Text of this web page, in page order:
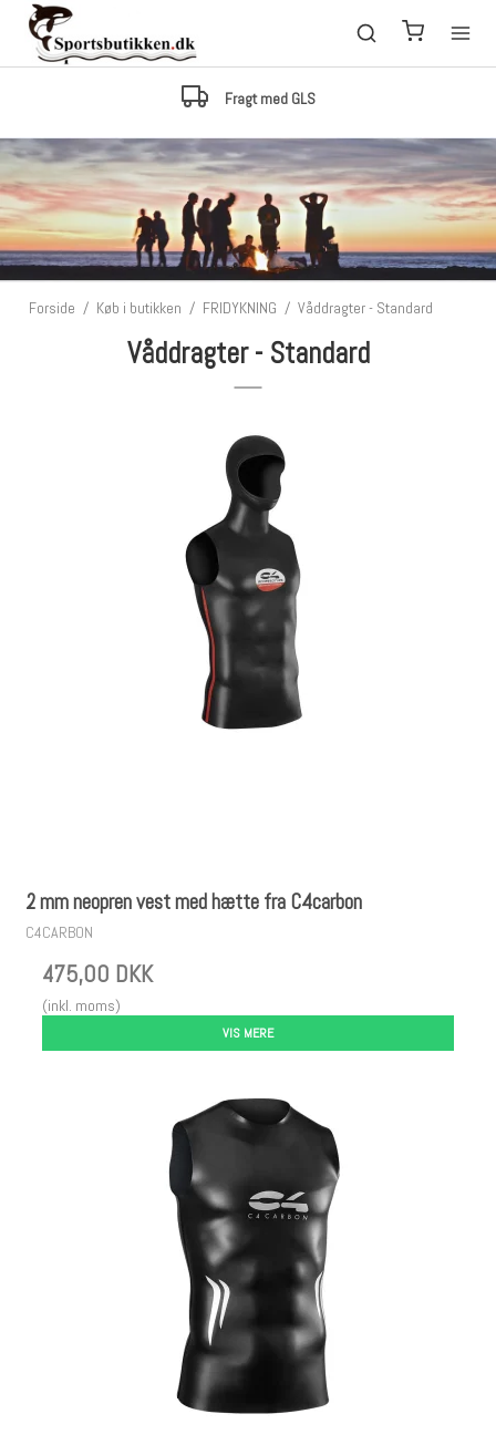
Lagerstyring
Kan det bestilles, er det på lager med 99.5% sikkerhed
Forside / Køb i butikken / FRIDYKNING / Våddragter - Standard
Våddragter - Standard
2 mm neopren vest med hætte fra C4carbon
C4CARBON
475,00 DKK
(inkl. moms)
VIS MERE